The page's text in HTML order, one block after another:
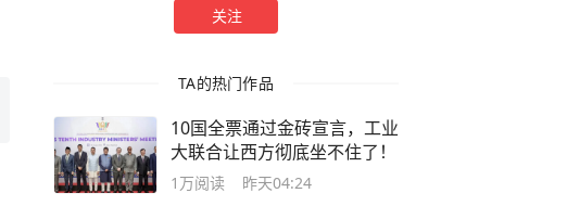
关注
TA的热门作品
10国全票通过金砖宣言，工业
大联合让西方彻底坐不住了！
1万阅读 昨天04:24